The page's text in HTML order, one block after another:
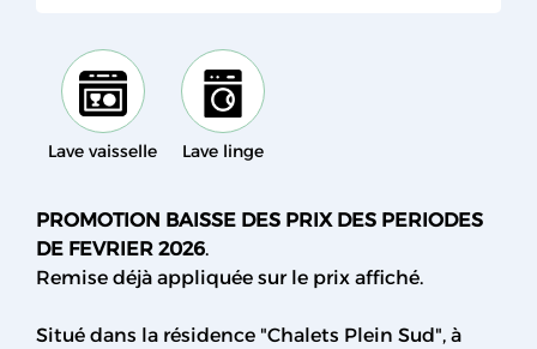
Lave vaisselle Lave linge
PROMOTION BAISSE DES PRIX DES PERIODES
DE FEVRIER 2026.
Remise déjà appliquée sur le prix affiché.
Situé dans la résidence "Chalets Plein Sud", à